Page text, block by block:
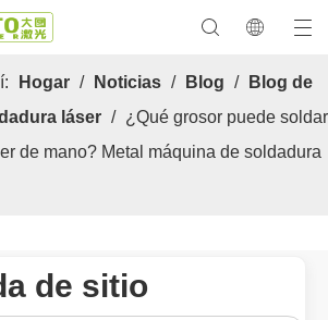
Hogar / Noticias / Blog /
Blog de
láser / ¿Qué grosor puede soldar
de mano? Metal máquina de soldadura
de sitio